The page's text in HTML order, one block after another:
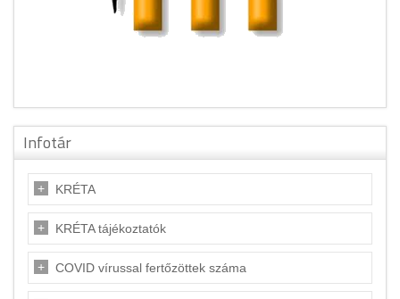
Infotár
KRÉTA
KRÉTA tájékoztatók
COVID vírussal fertőzöttek száma